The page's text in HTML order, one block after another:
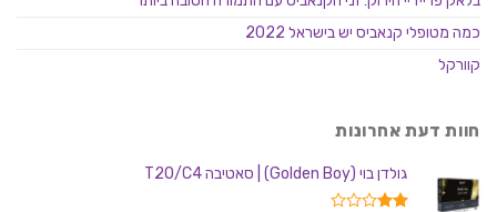
כמה מטופלי קנאביס יש בישראל 2022
קוורקל
חוות דעת אחרונות
גולדן בוי (Golden Boy) | סאטיבה T20/C4